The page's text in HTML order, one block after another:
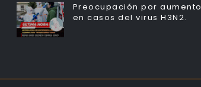
Preocupación por aumento
en casos del virus H3N2.